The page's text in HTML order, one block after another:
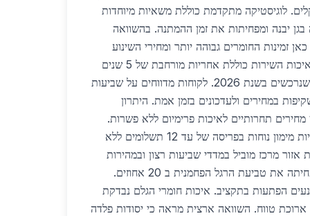
לוגיסטיקה מתקדמת כוללת משאיות מיוחדות
בגן יבנה ומפחיתות את זמן ההמתנה. בהשוואה
זמינות החומרים גבוהה יותר ומחירי השינוע
נמוכים ב 800 שקלים לטון. איכות השירות כוללת אחריות מורחבת של 5 שנים
על כל יסודות פלדה בגן יבנה שנרכשים בשנת 2026. לקוחות מדווחים על שביעות
לשקיפות במחירים ולעדכונים בזמן אמת. היתרון
מחירים תחרותיים לאיכות פרימיום ללא פשרות.
ספקים אלה מציעים גם אופציות מימון נוחות בפריסה של עד 12 תשלומים ללא
מרכז מוביל במדדי שביעות רצון ובמהירות
אספקה. לוגיסטיקה ירוקה מפחיתה את טביעת הרגל הפחמנית ב 20 אחוזים.
הפתעות בתקציב. איכות חומרי הגלם נבדקת
טווח. השוואה ארצית מראה כי יסודות פלדה